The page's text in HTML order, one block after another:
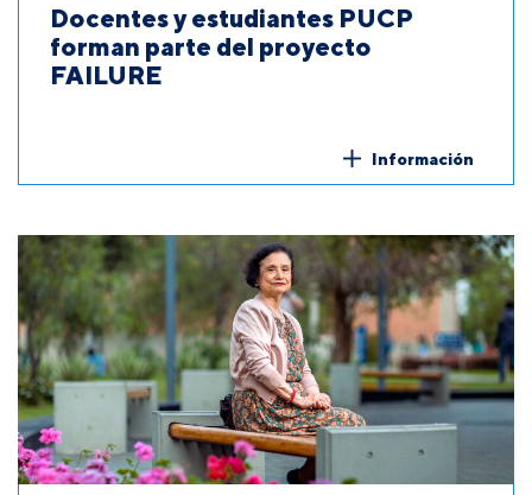
Docentes y estudiantes PUCP
forman parte del proyecto
FAILURE
Información